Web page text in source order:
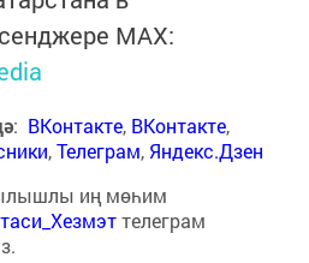
MАХ:
: ВКонтакте, ВКонтакте,
,Телеграм, Яндекс.Дзен
иң мөһим
телеграм